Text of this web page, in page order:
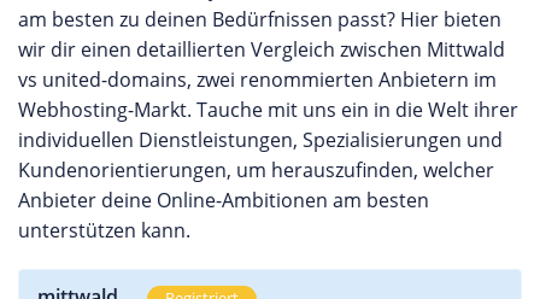
am besten zu deinen Bedürfnissen passt? Hier bieten
wir dir einen detaillierten Vergleich zwischen Mittwald
vs united-domains, zwei renommierten Anbietern im
Webhosting-Markt. Tauche mit uns ein in die Welt ihrer
individuellen Dienstleistungen, Spezialisierungen und
Kundenorientierungen, um herauszufinden, welcher
Anbieter deine Online-Ambitionen am besten
unterstützen kann.